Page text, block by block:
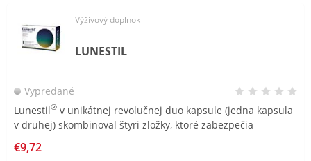
Výživový doplnok
LUNESTIL
Vypredané
Lunestil® v unikátnej revolučnej duo kapsule (jedna kapsula
v druhej) skombinoval štyri zložky, ktoré zabezpečia
návykový a po prebudení nespôsobuje ospalosť.
€9,72